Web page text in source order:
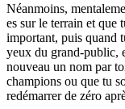
Néanmoins,
es sur le terrain et que
important, puis quand
yeux du grand-public,
nouveau un nom par
champions ou que tu
redémarrer de zéro